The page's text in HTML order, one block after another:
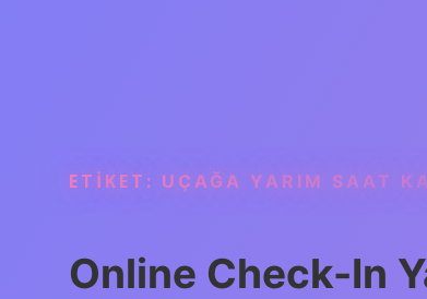
ETIKET: UÇAĞA YARIM SAAT
Online Check-In